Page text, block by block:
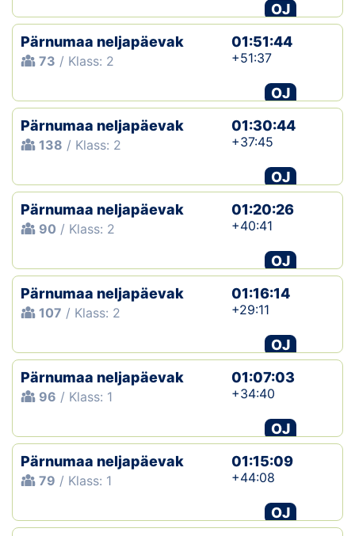
OJ
Pärnumaa neljapäevak
73 / Klass: 2
01:51:44
+51:37
OJ
Pärnumaa neljapäevak
138 / Klass: 2
01:30:44
+37:45
OJ
Pärnumaa neljapäevak
90 / Klass: 2
01:20:26
+40:41
OJ
Pärnumaa neljapäevak
107 / Klass: 2
01:16:14
+29:11
OJ
Pärnumaa neljapäevak
96 / Klass: 1
01:07:03
+34:40
OJ
Pärnumaa neljapäevak
79 / Klass: 1
01:15:09
+44:08
OJ